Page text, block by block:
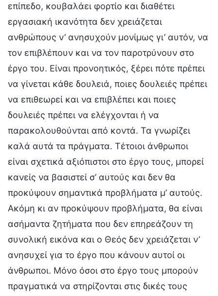
επίπεδο, κουβαλάει φορτίο και διαθέτει
εργασιακή ικανότητα δεν χρειάζεται
ανθρώπους ν’ ανησυχούν μονίμως γι’ αυτόν, να
τον επιβλέπουν και να τον παροτρύνουν στο
έργο του. Είναι προνοητικός, ξέρει πότε πρέπει
να γίνεται κάθε δουλειά, ποιες δουλειές πρέπει
να επιθεωρεί και να επιβλέπει και ποιες
δουλειές πρέπει να ελέγχονται ή να
παρακολουθούνται από κοντά. Τα γνωρίζει
καλά αυτά τα πράγματα. Τέτοιοι άνθρωποι
είναι σχετικά αξιόπιστοι στο έργο τους, μπορεί
κανείς να βασιστεί σ’ αυτούς και δεν θα
προκύψουν σημαντικά προβλήματα μ’ αυτούς.
Ακόμη κι αν προκύψουν προβλήματα, θα είναι
ασήμαντα ζητήματα που δεν επηρεάζουν τη
συνολική εικόνα και ο Θεός δεν χρειάζεται ν’
ανησυχεί για το έργο που κάνουν αυτοί οι
άνθρωποι. Μόνο όσοι στο έργο τους μπορούν
πραγματικά να στηρίζονται στις δικές τους